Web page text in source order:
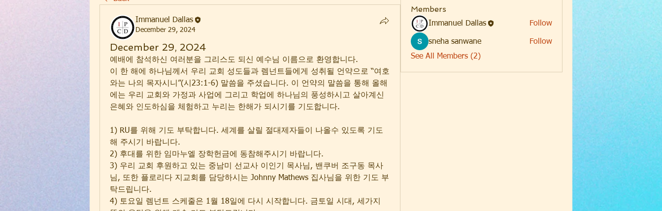
Immanuel Dallas
December 29, 2024
December 29, 2024
예배에 참석하신 여러분을 그리스도 되신 예수님 이름으로 환영합니다.
이 한 해에 하나님께서 우리 교회 성도들과 렘넌트들에게 성취될 언약으로 “여호
와는 나의 목자시니”(시23:1-6) 말씀을 주셨습니다. 이 언약의 말씀을 통해 올해
에는 우리 교회와 가정과 사업에 그리고 학업에 하나님의 풍성하시고 살아계신
은혜와 인도하심을 체험하고 누리는 한해가 되시기를 기도합니다.
1) RU를 위해 기도 부탁합니다. 세계를 살릴 절대제자들이 나올수 있도록 기도
해 주시기 바랍니다.
2) 후대를 위한 임마누엘 장학헌금에 동참해주시기 바랍니다.
3) 우리 교회 후원하고 있는 중남미 선교사 이인기 목사님, 밴쿠버 조구동 목사
님, 또한 플로리다 지교회를 담당하시는 Johnny Mathews 집사님을 위한 기도 부
탁드립니다.
4) 토요일 렘넌트 스케줄은 1월 18일에 다시 시작합니다. 금토일 시대, 세가지
Members
Immanuel Dallas Follow
sneha sanwane
Follow
See All Members (2)